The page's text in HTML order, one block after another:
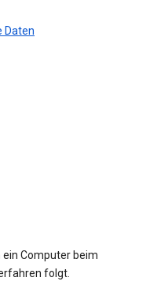
Daten
ein Computer beim
folgt.